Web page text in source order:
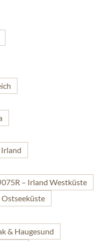
– Irland Westküste
& Haugesund